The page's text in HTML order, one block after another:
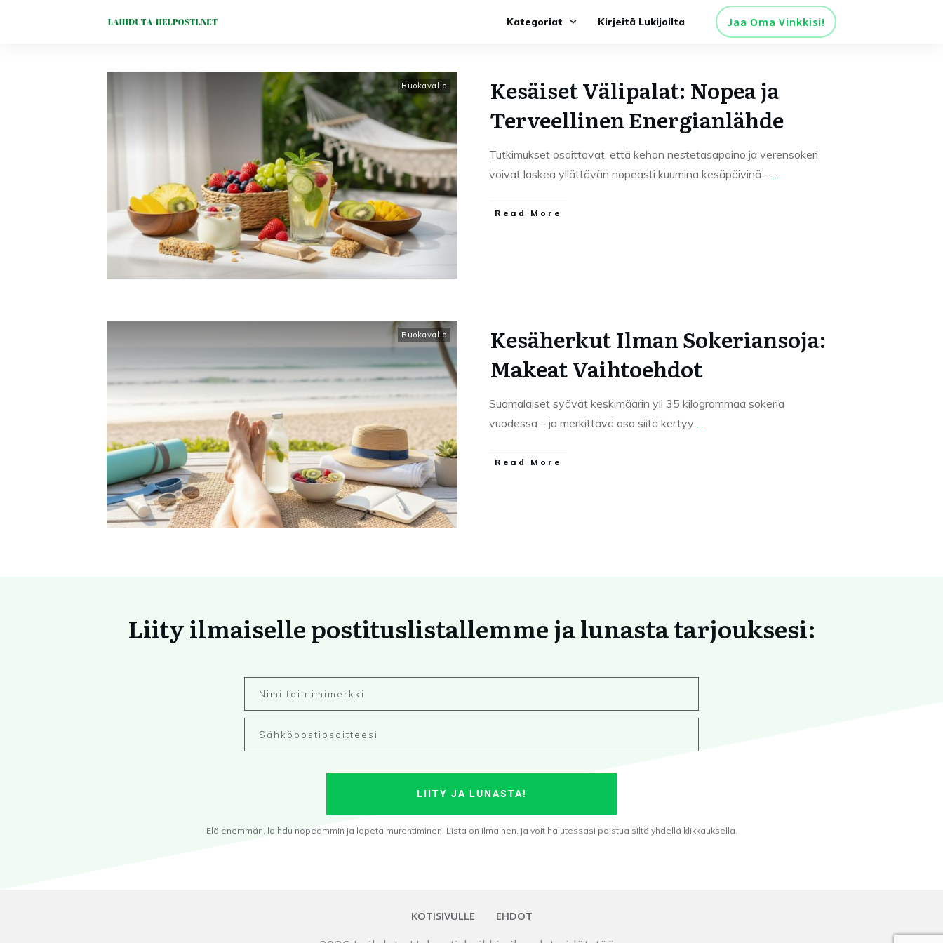
Kategoriat Kirjeitä Lukijoilta Jaa Oma Vinkkisi!
Ruokavalio
Kesäiset Välipalat: Nopea ja
Terveellinen Energianlähde
Tutkimukset osoittavat, että kehon nestetasapaino ja verensokeri
voivat laskea yllättävän nopeasti kuumina kesäpäivinä – ...
Read More
Ruokavalio
Kesäherkut Ilman Sokeriansoja:
Makeat Vaihtoehdot
Suomalaiset syövät keskimäärin yli 35 kilogrammaa sokeria
vuodessa – ja merkittävä osa siitä kertyy ...
Read More
Liity ilmaiselle postituslistallemme ja lunasta tarjouksesi:
LIITY JA LUNASTA!
Elä enemmän, laihdu nopeammin ja lopeta murehtiminen. Lista on ilmainen, ja voit halutessasi poistua siltä yhdellä klikkauksella.
KOTISIVULLE EHDOT